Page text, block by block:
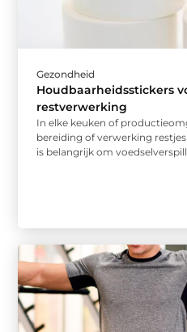
Gezondheid
Houdbaarheidsstickers
restverwerking
In elke keuken of
bereiding of verwerking
is belangrijk om